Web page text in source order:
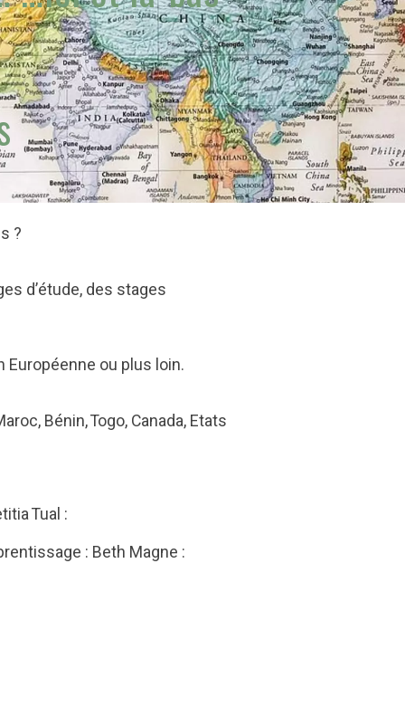
?
d’étude, des stages
ou plus loin.
Bénin, Togo, Canada, Etats
Tual :
: Beth Magne :